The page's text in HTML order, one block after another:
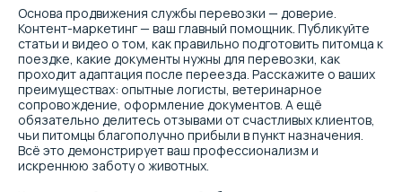
Основа продвижения службы перевозки — доверие.
Контент-маркетинг — ваш главный помощник. Публикуйте
статьи и видео о том, как правильно подготовить питомца к
поездке, какие документы нужны для перевозки, как
проходит адаптация после переезда. Расскажите о ваших
преимуществах: опытные логисты, ветеринарное
сопровождение, оформление документов. А ещё
обязательно делитесь отзывами от счастливых клиентов,
чьи питомцы благополучно прибыли в пункт назначения.
Всё это демонстрирует ваш профессионализм и
искреннюю заботу о животных.
"ВетБрендинг" -
агентство диджитал-
маркетинга для
ЗооБизнеса
Команда профессионалов, способных
решить любую задачу в области
диджитал-маркетинга